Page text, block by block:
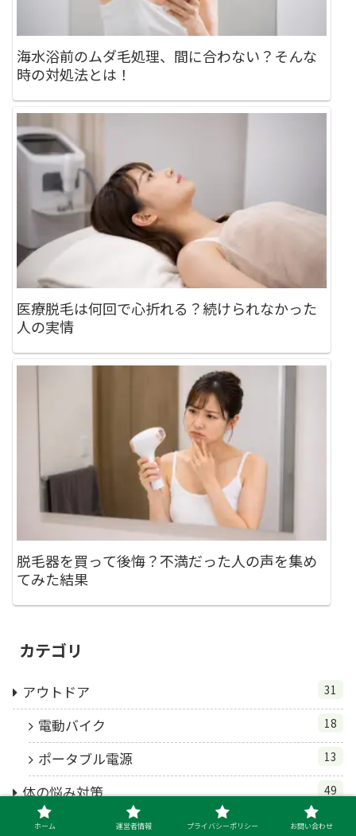
海水浴前のムダ毛処理、間に合わない？そんな
時の対処法とは！
医療脱毛は何回で心折れる？続けられなかった
人の実情
脱毛器を買って後悔？不満だった人の声を集め
てみた結果
カテゴリ
アウトドア 31
電動バイク 18
ポータブル電源 13
体の悩み対策 49
デオドラント・ニオイ対策 36
ホーム 運営者情報 プライバシーポリシー お問い合わせ